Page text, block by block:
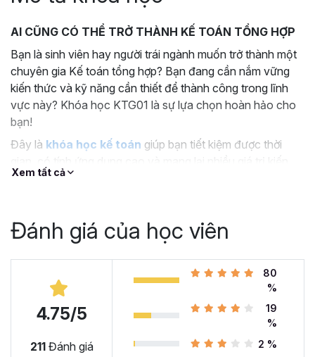
AI CŨNG CÓ THỂ TRỞ THÀNH KẾ TOÁN TỔNG HỢP
Bạn là sinh viên hay người trái ngành muốn trở thành một
chuyên gia Kế toán tổng hợp? Bạn đang cần nắm vững
kiến thức và kỹ năng cần thiết để thành công trong lĩnh
vực này? Khóa học KTG01 là sự lựa chọn hoàn hảo cho
bạn!
Đây là khóa học kế toán giúp bạn tiết kiệm được thời
thức cho người học.
Lớp học kế toán tổng hợp này gồm
17 chương, 162 bài
giảng với thời lượng 18+ giờ học, giúp bạn nắm vững
những kiến thức quan trọng sau:
Hướng dẫn thực hiện công việc để bắt đầu công
việc kế toán tổng hợp
Các thành phần kế toán theo hình thức kế toán nhật
ký chung
Xem tất cả
Đánh giá của học viên
4.75/5
211Đánh giá
80
%
19
%
2 %